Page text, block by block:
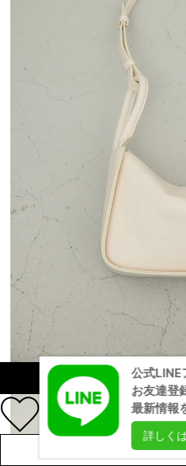
カラーを選択する（
店舗在
公式LINE
お友達登
最新情報
詳しく